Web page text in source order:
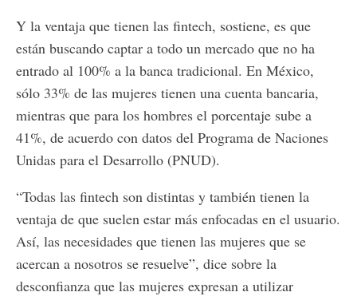
Y la ventaja que tienen las fintech, sostiene, es que
están buscando captar a todo un mercado que no ha
entrado al 100% a la banca tradicional. En México,
sólo 33% de las mujeres tienen una cuenta bancaria,
mientras que para los hombres el porcentaje sube a
41%, de acuerdo con datos del Programa de Naciones
Unidas para el Desarrollo (PNUD).
“Todas las fintech son distintas y también tienen la
ventaja de que suelen estar más enfocadas en el usuario.
Así, las necesidades que tienen las mujeres que se
acercan a nosotros se resuelve”, dice sobre la
desconfianza que las mujeres expresan a utilizar